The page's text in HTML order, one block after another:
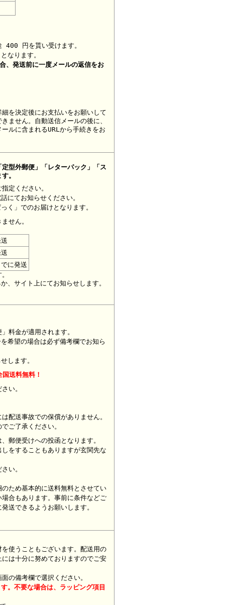
400 円を貰い受けます。
なります。
、 発送前に一度メールの返信をお
を決定後にお支払いをお願いして
ません。自動送信メールの後に、
ルに含まれるURLから手続きをお
型外郵便」「レターパック」「ス
。
定ください。
にてお知らせください。
く」でのお届けとなります。
せん。
に発送
、サイト上にてお知らせします。
料金が適用されます。
希望の場合は必ず備考欄でお知ら
します。
送料無料！
ださい。
配送事故での保償がありません。
ご了承ください。
郵便受けへの投函となります。
をすることもありますが玄関先な
い。
ため基本的に送料無料とさせてい
合もあります。事前に条件などご
送できるようお願いします。
使うこともございます。配送用の
は十分に努めておりますのでご安
の備考欄で選択ください。
。不要な場合は、ラッピング項目